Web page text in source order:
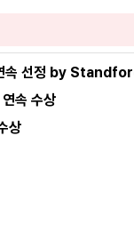
연속 선정 by
속 수상
상